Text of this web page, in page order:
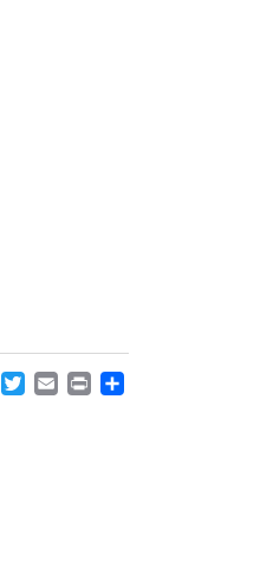
Facebook
Twitter
Email
Print